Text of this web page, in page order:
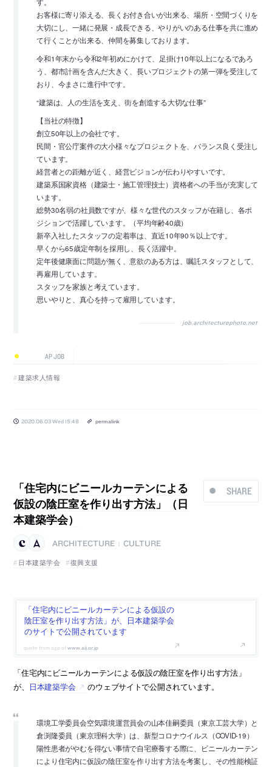
す。
お客様に寄り添える、長くお付き合いが出来る、場所・空間づくりを
大切にし、一緒に発展・成長できる、やりがいのある仕事を共に進め
て行くことが出来る、仲間を募集しております。
令和1年末から令和2年初めにかけて、足掛け10年以上になるであろ
う、都市計画を含んだ大きく、長いプロジェクトの第一弾を受注して
おり、今まさに進行中です。
“建築は、人の生活を支え、街を創造する大切な仕事”
【当社の特徴】
創立50年以上の会社です。
民間・官公庁案件の大小様々なプロジェクトを、バランス良く受注し
ています。
経営者との距離が近く、経営ビジョンが伝わりやすいです。
建築系国家資格（建築士・施工管理技士）資格者への手当が充実して
います。
総勢30名弱の社員数ですが、様々な世代のスタッフが在籍し、各ポ
ジションで活躍しています。（平均年齢40歳）
新卒入社したスタッフの定着率は、直近10年90％以上です。
早くから65歳定年制を採用し、長く活躍中。
定年後健康面に問題が無く、意欲のある方は、嘱託スタッフとして、
再雇用しています。
スタッフを家族と考えています。
思いやりと、真心を持って雇用しています。
job.architecturephoto.net
AP JOB
建築求人情報
2020.06.03 Wed 15:48 permalink
SHARE
「住宅内にビニールカーテンによる
仮設の陰圧室を作り出す方法」（日
本建築学会）
ARCHITECTURE
CULTURE
日本建築学会
復興支援
「住宅内にビニールカーテンによる仮設の
陰圧室を作り出す方法」が、日本建築学会
のサイトで公開されています
www.aij.or.jp
「住宅内にビニールカーテンによる仮設の陰圧室を作り出す方法」
が、
日本建築学会 のウェブサイトで公開されています。
環境工学委員会空気環境運営員会の山本佳嗣委員（東京工芸大学）と
倉渕隆委員（東京理科大学）は、新型コロナウイルス（COVID-19）
陽性患者がやむを得ない事情で自宅療養する際に、ビニールカーテン
により住宅内に仮設の陰圧室を作り出す方法を考案し、その性能検証